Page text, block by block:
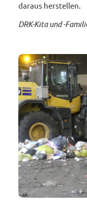
daraus herstellen.
DRK-Kita und -